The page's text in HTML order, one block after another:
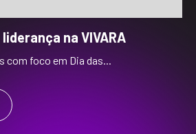
na VIVARA
com foco em Dia das...